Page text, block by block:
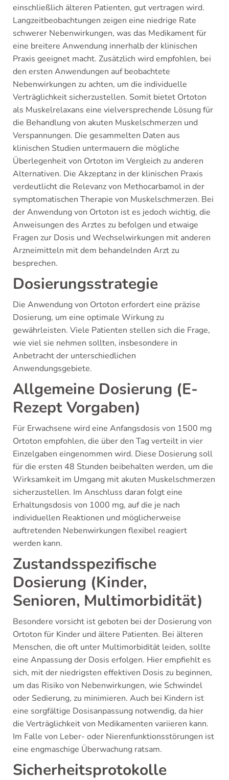
einschließlich älteren Patienten, gut vertragen wird.
Langzeitbeobachtungen zeigen eine niedrige Rate
schwerer Nebenwirkungen, was das Medikament für
eine breitere Anwendung innerhalb der klinischen
Praxis geeignet macht. Zusätzlich wird empfohlen, bei
den ersten Anwendungen auf beobachtete
Nebenwirkungen zu achten, um die individuelle
Verträglichkeit sicherzustellen. Somit bietet Ortoton
als Muskelrelaxans eine vielversprechende Lösung für
die Behandlung von akuten Muskelschmerzen und
Verspannungen. Die gesammelten Daten aus
klinischen Studien untermauern die mögliche
Überlegenheit von Ortoton im Vergleich zu anderen
Alternativen. Die Akzeptanz in der klinischen Praxis
verdeutlicht die Relevanz von Methocarbamol in der
symptomatischen Therapie von Muskelschmerzen. Bei
der Anwendung von Ortoton ist es jedoch wichtig, die
Anweisungen des Arztes zu befolgen und etwaige
Fragen zur Dosis und Wechselwirkungen mit anderen
Arzneimitteln mit dem behandelnden Arzt zu
besprechen.
Dosierungsstrategie
Die Anwendung von Ortoton erfordert eine präzise
Dosierung, um eine optimale Wirkung zu
gewährleisten. Viele Patienten stellen sich die Frage,
wie viel sie nehmen sollten, insbesondere in
Anbetracht der unterschiedlichen
Anwendungsgebiete.
Allgemeine Dosierung (E-
Rezept Vorgaben)
Für Erwachsene wird eine Anfangsdosis von 1500 mg
Ortoton empfohlen, die über den Tag verteilt in vier
Einzelgaben eingenommen wird. Diese Dosierung soll
für die ersten 48 Stunden beibehalten werden, um die
Wirksamkeit im Umgang mit akuten Muskelschmerzen
sicherzustellen. Im Anschluss daran folgt eine
Erhaltungsdosis von 1000 mg, auf die je nach
individuellen Reaktionen und möglicherweise
auftretenden Nebenwirkungen flexibel reagiert
werden kann.
Zustandsspezifische
Dosierung (Kinder,
Senioren, Multimorbidität)
Besondere vorsicht ist geboten bei der Dosierung von
Ortoton für Kinder und ältere Patienten. Bei älteren
Menschen, die oft unter Multimorbidität leiden, sollte
eine Anpassung der Dosis erfolgen. Hier empfiehlt es
sich, mit der niedrigsten effektiven Dosis zu beginnen,
um das Risiko von Nebenwirkungen, wie Schwindel
oder Sedierung, zu minimieren. Auch bei Kindern ist
eine sorgfältige Dosisanpassung notwendig, da hier
die Verträglichkeit von Medikamenten variieren kann.
Im Falle von Leber- oder Nierenfunktionsstörungen ist
eine engmaschige Überwachung ratsam.
Sicherheitsprotokolle